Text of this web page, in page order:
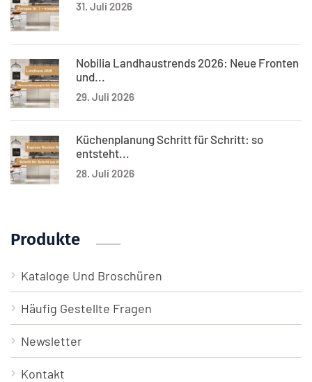
31. Juli 2026
Nobilia Landhaustrends 2026: Neue Fronten
und...
29. Juli 2026
Küchenplanung Schritt für Schritt: so
entsteht...
28. Juli 2026
Produkte
Kataloge Und Broschüren
Häufig Gestellte Fragen
Newsletter
Kontakt